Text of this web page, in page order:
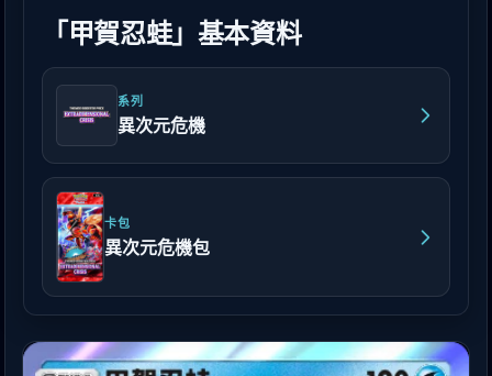
「甲賀忍蛙」基本資料
系列
異次元危機
卡包
異次元危機包